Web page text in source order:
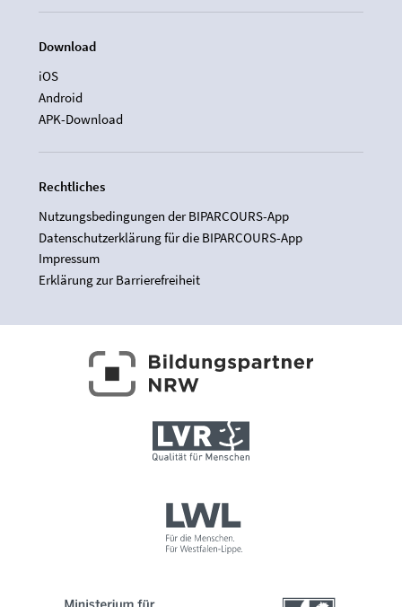
Download
iOS
Android
APK-Download
Rechtliches
Nutzungsbedingungen der BIPARCOURS-App
Datenschutzerklärung für die BIPARCOURS-App
Impressum
Erklärung zur Barrierefreiheit